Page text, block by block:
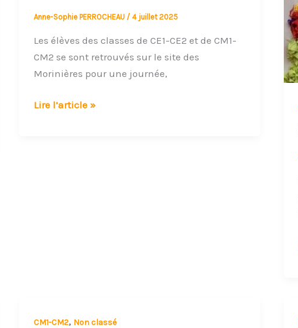
Anne-Sophie PERROCHEAU /4 juillet 2025
Les élèves des classes de CE1-CE2 et de CM1-
CM2 se sont retrouvés sur le site des
Morinières pour une journée,
Lire l’article »
CM1-CM2, Non classé
Mercredi